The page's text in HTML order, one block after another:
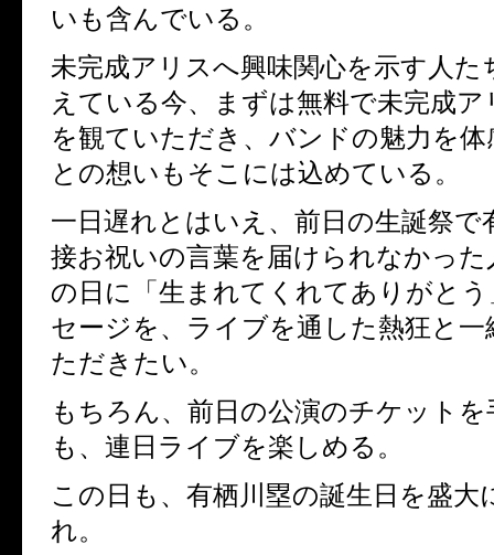
いも含んでいる。
未完成アリスへ興味関心を示す人た
えている今、まずは無料で未完成
を観ていただき、バンドの魅力を
との想いもそこには込めている。
一日遅れとはいえ、前日の生誕祭で
接お祝いの言葉を届けられなかっ
の日に「生まれてくれてありがと
セージを、ライブを通した熱狂と
ただきたい。
もちろん、前日の公演のチケット
も、連日ライブを楽しめる。
この日も、有栖川塁の誕生日を盛大
れ。